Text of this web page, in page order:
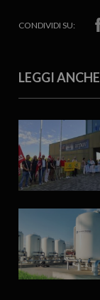
CONDIVIDI SU:
LEGGI ANCHE